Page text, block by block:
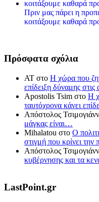
Πριν μας πάρει η
κοιτάξουμε καθαρά
Πρόσφατα σχόλια
ΑΤ στο Η χώρα που
επίδειξη δύναμης στις
Apostolis Tsim στο Η
ταυτόχρονα κάνει
Απόστολος
μάγκας είναι…
Mihalatou στο Ο
στιγμή που κρίνει την
Απόστολος
κυβέρνησης και τα
LastPoint.gr